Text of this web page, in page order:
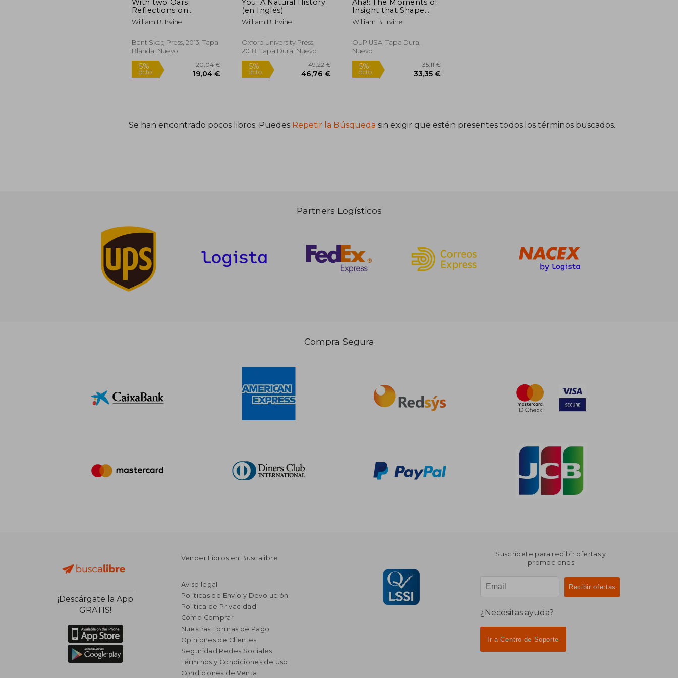
Reflections on
Sculling (en Inglés)
William B. Irvine
Bent Skeg Press, 2013, Tapa
Blanda, Nuevo
(en Inglés)
William B. Irvine
Oxford University Press,
2018, Tapa Dura, Nuevo
46,76 €
Insight that Shape
Our World
William B. Irvine
OUP USA, Tapa Dura,
Nuevo
Se han encontrado pocos libros. Puedes Repetir la Búsqueda sin exigir que estén presentes todos los términos buscados..
Partners Logísticos
Compra Segura
¡Descárgate la App
GRATIS!
Vender Libros en Buscalibre
Aviso legal
Políticas de Envío y Devolución
Política de Privacidad
Cómo Comprar
Nuestras Formas de Pago
Opiniones de Clientes
Seguridad Redes Sociales
Términos y Condiciones de Uso
Condiciones de Venta
Suscríbete para recibir ofertas y
promociones
¿Necesitas ayuda?
Ir a Centro de Soporte